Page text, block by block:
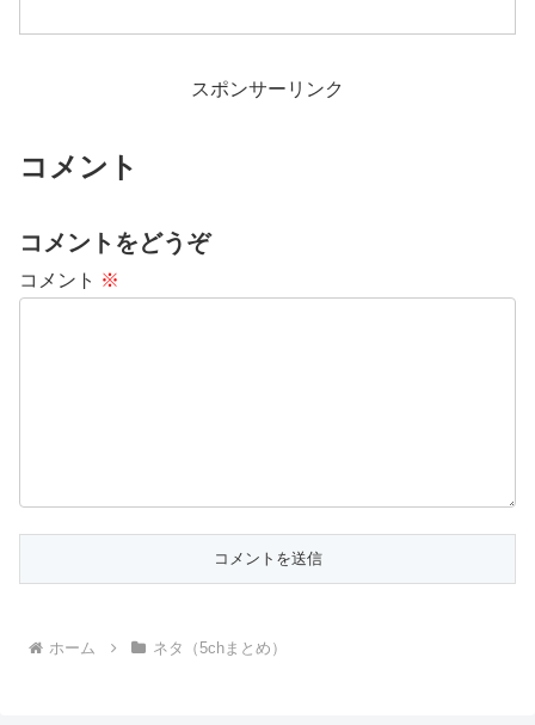
スポンサーリンク
コメント
コメントをどうぞ
コメント ※
ホーム ネタ（5chまとめ）